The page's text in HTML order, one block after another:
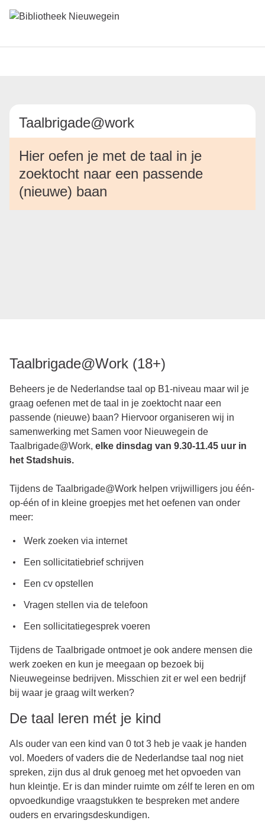
Taalbrigade@work
Hier oefen je met de taal in je
zoektocht naar een passende
(nieuwe) baan
Taalbrigade@Work (18+)
Beheers je de Nederlandse taal op B1-niveau maar wil je
graag oefenen met de taal in je zoektocht naar een
passende (nieuwe) baan? Hiervoor organiseren wij in
samenwerking met Samen voor Nieuwegein de
Taalbrigade@Work, elke dinsdag van 9.30-11.45 uur in
het Stadshuis.
Tijdens de Taalbrigade@Work helpen vrijwilligers jou één-
op-één of in kleine groepjes met het oefenen van onder
meer:
Werk zoeken via internet
Een sollicitatiebrief schrijven
Een cv opstellen
Vragen stellen via de telefoon
Een sollicitatiegesprek voeren
Tijdens de Taalbrigade ontmoet je ook andere mensen die
werk zoeken en kun je meegaan op bezoek bij
Nieuwegeinse bedrijven. Misschien zit er wel een bedrijf
bij waar je graag wilt werken?
De taal leren mét je kind
Als ouder van een kind van 0 tot 3 heb je vaak je handen
vol. Moeders of vaders die de Nederlandse taal nog niet
spreken, zijn dus al druk genoeg met het opvoeden van
hun kleintje. Er is dan minder ruimte om zélf te leren en om
opvoedkundige vraagstukken te bespreken met andere
ouders en ervaringsdeskundigen.